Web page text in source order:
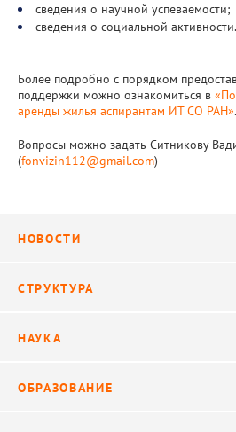
сведения о научной успеваемости;
сведения о социальной активности.
Более подробно с порядком
поддержки можно ознакомиться в
аренды жилья аспирантам ИТ СО РАН».
Вопросы можно задать Ситникову
(fonvizin112@gmail.com)
НОВОСТИ
Видео
СТРУКТУРА
Научные подразделения
НАУКА
ОБРАЗОВАНИЕ